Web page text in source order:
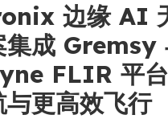
边缘 AI
集成 Gremsy
FLIR 平
与更高效飞行